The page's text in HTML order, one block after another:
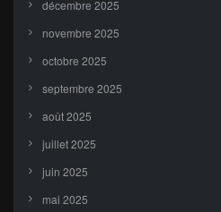
décembre 2025
novembre 2025
octobre 2025
septembre 2025
août 2025
juillet 2025
juin 2025
mai 2025